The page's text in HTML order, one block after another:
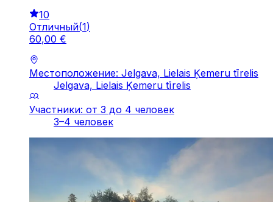
10
Отличный(1)
60,00 €
Местоположение: Jelgava, Lielais Ķemeru tīrelis
Jelgava, Lielais Ķemeru tīrelis
Участники: от 3 до 4 человек
3–4 человек